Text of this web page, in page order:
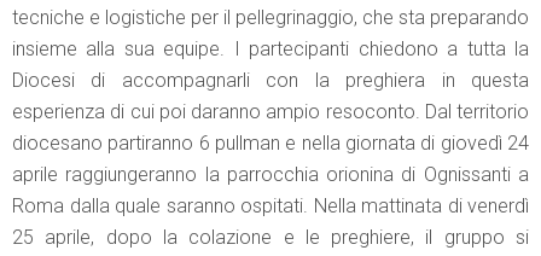
tecniche e logistiche per il pellegrinaggio, che sta preparando
insieme alla sua equipe. I partecipanti chiedono a tutta la
Diocesi di accompagnarli con la preghiera in questa
esperienza di cui poi daranno ampio resoconto. Dal territorio
diocesano partiranno 6 pullman e nella giornata di giovedì 24
aprile raggiungeranno la parrocchia orionina di Ognissanti a
Roma dalla quale saranno ospitati. Nella mattinata di venerdì
25 aprile, dopo la colazione e le preghiere, il gruppo si